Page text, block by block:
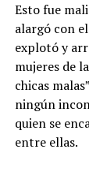
Esto fue
alargó con
explotó y
mujeres de
chicas
ningún
quien se
entre ellas.